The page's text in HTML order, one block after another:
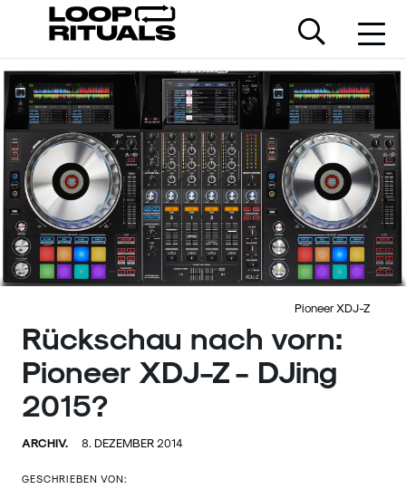
Pioneer XDJ-Z
Rückschau nach vorn:
Pioneer XDJ-Z - DJing
2015?
ARCHIV. 8. DEZEMBER 2014
GESCHRIEBEN VON: